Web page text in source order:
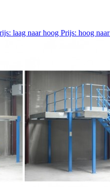
laag naar hoog Prijs: hoog